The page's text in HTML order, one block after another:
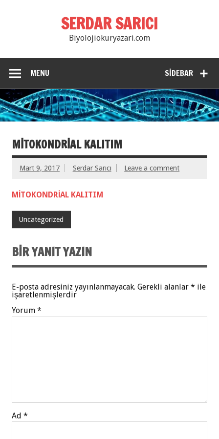
SERDAR SARICI
Biyolojiokuryazari.com
SIDEBAR
MENU
MİTOKONDRİAL KALITIM
Mart 9, 2017 Serdar Sarıcı Leave a comment
MİTOKONDRİAL KALITIM
Uncategorized
BIR YANIT YAZIN
E-posta adresiniz yayınlanmayacak. Gerekli alanlar * ile
işaretlenmişlerdir
Yorum *
Ad *